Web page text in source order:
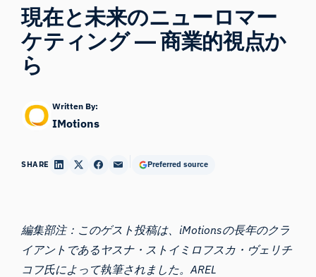
現在と未来のニューロマー
ケティング ― 商業的視点か
ら
Written By:
IMotions
SHARE Preferred source
編集部注：このゲスト投稿は、iMotionsの長年のクラ
イアントであるヤスナ・ストイミロフスカ・ヴェリチ
コフ氏によって執筆されました。AREL